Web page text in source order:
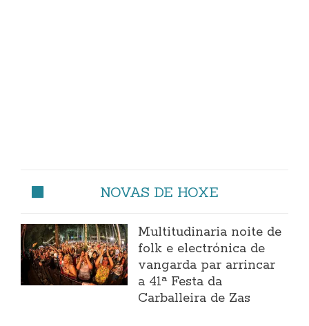
NOVAS DE HOXE
Multitudinaria noite de
folk e electrónica de
vangarda par arrincar
a 41ª Festa da
Carballeira de Zas